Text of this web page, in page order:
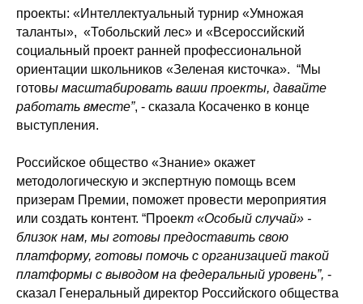
проекты: «Интеллектуальный турнир «Умножая
таланты», «Тобольский лес» и «Всероссийский
социальный проект ранней профессиональной
ориентации школьников «Зеленая кисточка». “Мы
готовы масштабировать ваши проекты, давайте
работать вместе”, - сказала Косаченко в конце
выступления.
Российское общество «Знание» окажет
методологическую и экспертную помощь всем
призерам Премии, поможет провести мероприятия
или создать контент. “Проект «Особый случай» -
близок нам, мы готовы предоставить свою
платформу, готовы помочь с организацией такой
платформы с выводом на федеральный уровень”, -
сказал Генеральный директор Российского общества